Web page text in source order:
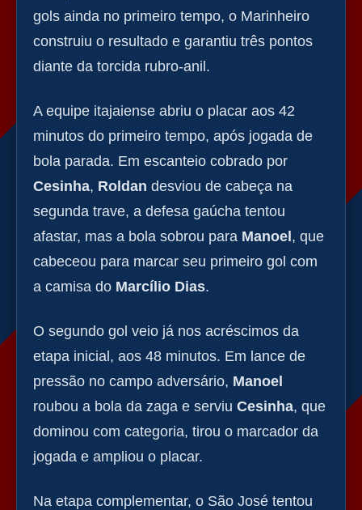
gols ainda no primeiro tempo, o Marinheiro
construiu o resultado e garantiu três pontos
diante da torcida rubro-anil.
A equipe itajaiense abriu o placar aos 42
minutos do primeiro tempo, após jogada de
bola parada. Em escanteio cobrado por
Cesinha, Roldan desviou de cabeça na
segunda trave, a defesa gaúcha tentou
afastar, mas a bola sobrou para Manoel, que
cabeceou para marcar seu primeiro gol com
a camisa do Marcílio Dias.
O segundo gol veio já nos acréscimos da
etapa inicial, aos 48 minutos. Em lance de
pressão no campo adversário, Manoel
roubou a bola da zaga e serviu Cesinha, que
dominou com categoria, tirou o marcador da
jogada e ampliou o placar.
Na etapa complementar, o São José tentou